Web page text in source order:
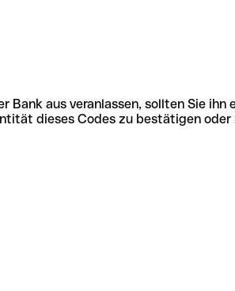
Bank aus veranlassen, sollten Sie
dieses Codes zu bestätigen